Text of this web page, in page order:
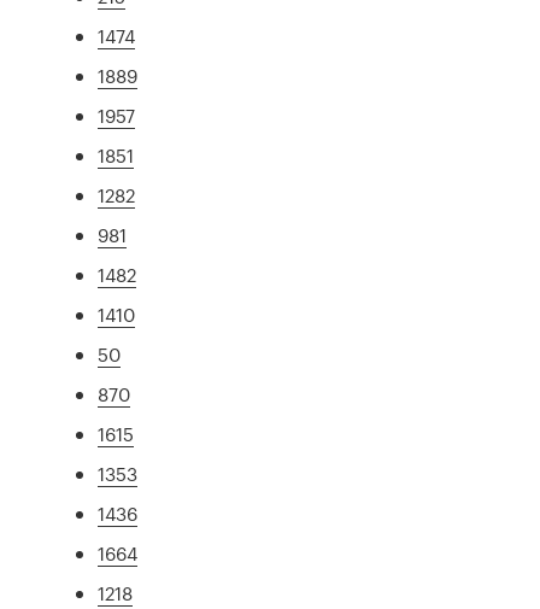
1474
1889
1957
1851
1282
981
1482
1410
50
870
1615
1353
1436
1664
1218